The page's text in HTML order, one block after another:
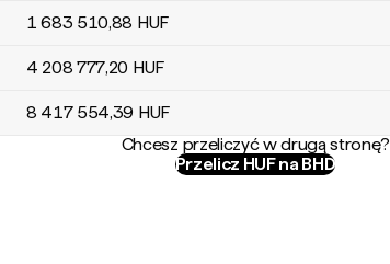
1 683 510,88 HUF
4 208 777,20 HUF
8 417 554,39 HUF
Chcesz przeliczyć w drugą stronę?
Przelicz HUF na BHD